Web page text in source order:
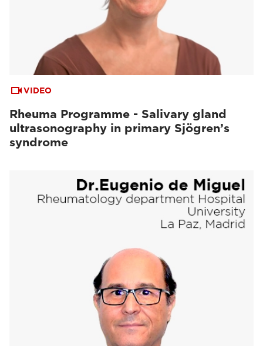
VIDEO
Rheuma Programme - Salivary gland
ultrasonography in primary Sjögren’s
syndrome